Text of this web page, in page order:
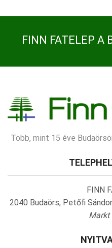
FINN FATELEP A
Több, mint 15 éve
FINN
2040 Budaörs, Petőfi
Markt